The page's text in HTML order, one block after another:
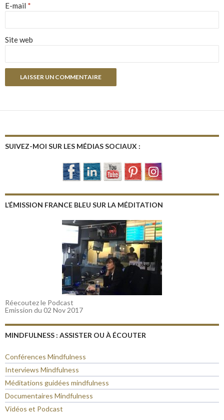
E-mail *
Site web
SUIVEZ-MOI SUR LES MÉDIAS SOCIAUX :
L’ÉMISSION FRANCE BLEU SUR LA MÉDITATION
Réecoutez le Podcast
Emission du 02 Nov 2017
MINDFULNESS : ASSISTER OU À ÉCOUTER
Conférences Mindfulness
Interviews Mindfulness
Méditations guidées mindfulness
Documentaires Mindfulness
Vidéos et Podcast